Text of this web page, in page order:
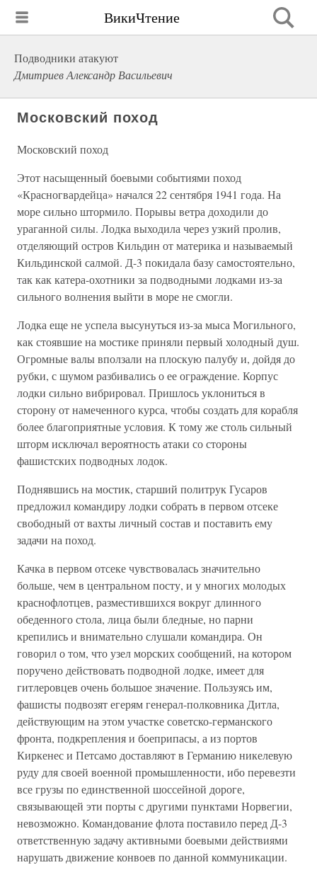
ВикиЧтение
Подводники атакуют
Дмитриев Александр Васильевич
Московский поход
Московский поход
Этот насыщенный боевыми событиями поход
«Красногвардейца» начался 22 сентября 1941 года. На
море сильно штормило. Порывы ветра доходили до
ураганной силы. Лодка выходила через узкий пролив,
отделяющий остров Кильдин от материка и называемый
Кильдинской салмой. Д-3 покидала базу самостоятельно,
так как катера-охотники за подводными лодками из-за
сильного волнения выйти в море не смогли.
Лодка еще не успела высунуться из-за мыса Могильного,
как стоявшие на мостике приняли первый холодный душ.
Огромные валы вползали на плоскую палубу и, дойдя до
рубки, с шумом разбивались о ее ограждение. Корпус
лодки сильно вибрировал. Пришлось уклониться в
сторону от намеченного курса, чтобы создать для корабля
более благоприятные условия. К тому же столь сильный
шторм исключал вероятность атаки со стороны
фашистских подводных лодок.
Поднявшись на мостик, старший политрук Гусаров
предложил командиру лодки собрать в первом отсеке
свободный от вахты личный состав и поставить ему
задачи на поход.
Качка в первом отсеке чувствовалась значительно
больше, чем в центральном посту, и у многих молодых
краснофлотцев, разместившихся вокруг длинного
обеденного стола, лица были бледные, но парни
крепились и внимательно слушали командира. Он
говорил о том, что узел морских сообщений, на котором
поручено действовать подводной лодке, имеет для
гитлеровцев очень большое значение. Пользуясь им,
фашисты подвозят егерям генерал-полковника Дитла,
действующим на этом участке советско-германского
фронта, подкрепления и боеприпасы, а из портов
Киркенес и Петсамо доставляют в Германию никелевую
руду для своей военной промышленности, ибо перевезти
все грузы по единственной шоссейной дороге,
связывающей эти порты с другими пунктами Норвегии,
невозможно. Командование флота поставило перед Д-3
ответственную задачу активными боевыми действиями
нарушать движение конвоев по данной коммуникации.